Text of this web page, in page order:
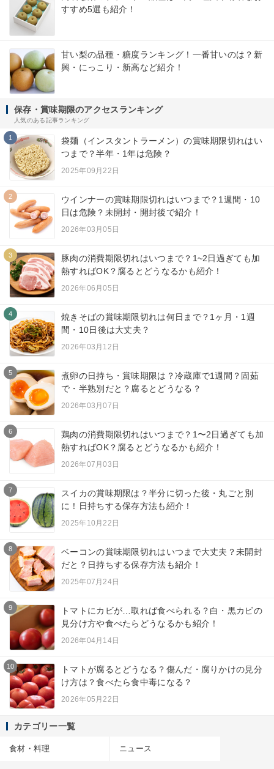
すすめ5選も紹介！
甘い梨の品種・糖度ランキング！一番甘いのは？新
興・にっこり・新高など紹介！
保存・賞味期限のアクセスランキング
人気のある記事ランキング
1
袋麺（インスタントラーメン）の賞味期限切れはい
つまで？半年・1年は危険？
2025年09月22日
2
ウインナーの賞味期限切れはいつまで？1週間・10
日は危険？未開封・開封後で紹介！
2026年03月05日
3
豚肉の消費期限切れはいつまで？1~2日過ぎても加
熱すればOK？腐るとどうなるかも紹介！
2026年06月05日
4
焼きそばの賞味期限切れは何日まで？1ヶ月・1週
間・10日後は大丈夫？
2026年03月12日
5
煮卵の日持ち・賞味期限は？冷蔵庫で1週間？固茹
で・半熟別だと？腐るとどうなる？
2026年03月07日
6
鶏肉の消費期限切れはいつまで？1〜2日過ぎても加
熱すればOK？腐るとどうなるかも紹介！
2026年07月03日
7
スイカの賞味期限は？半分に切った後・丸ごと別
に！日持ちする保存方法も紹介！
2025年10月22日
8
ベーコンの賞味期限切れはいつまで大丈夫？未開封
だと？日持ちする保存方法も紹介！
2025年07月24日
9
トマトにカビが…取れば食べられる？白・黒カビの
見分け方や食べたらどうなるかも紹介！
2026年04月14日
10
トマトが腐るとどうなる？傷んだ・腐りかけの見分
け方は？食べたら食中毒になる？
2026年05月22日
カテゴリー一覧
食材・料理 ニュース